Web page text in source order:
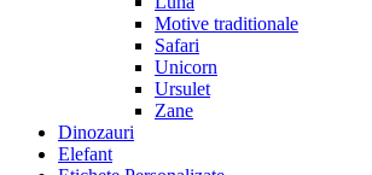
Motive traditionale
Safari
Unicorn
Ursulet
Zane
Dinozauri
Elefant